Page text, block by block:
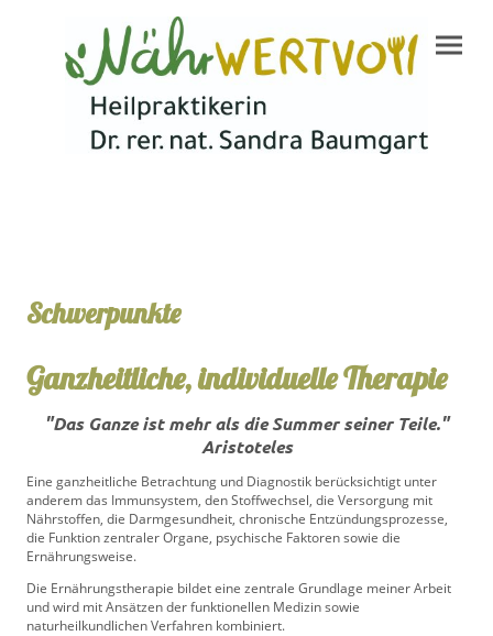
Schwerpunkte
Ganzheitliche, individuelle Therapie
"Das Ganze ist mehr als die Summer seiner Teile."
Aristoteles
Eine ganzheitliche Betrachtung und Diagnostik berücksichtigt unter
anderem das Immunsystem, den Stoffwechsel, die Versorgung mit
Nährstoffen, die Darmgesundheit, chronische Entzündungsprozesse,
die Funktion zentraler Organe, psychische Faktoren sowie die
Ernährungsweise.
Die Ernährungstherapie bildet eine zentrale Grundlage meiner Arbeit
und wird mit Ansätzen der funktionellen Medizin sowie
naturheilkundlichen Verfahren kombiniert.